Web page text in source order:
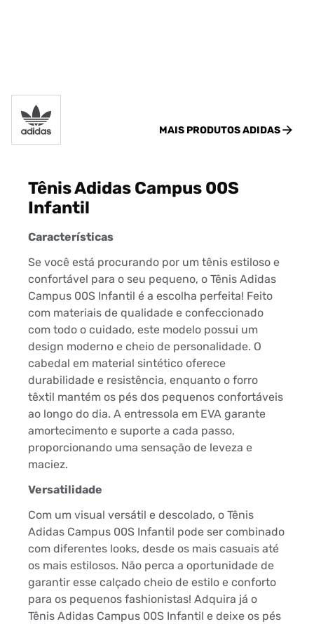
MAIS PRODUTOSADIDAS
Tênis Adidas Campus 00S
Infantil
Características
Se você está procurando por um tênis estiloso e
confortável para o seu pequeno, o Tênis Adidas
Campus 00S Infantil é a escolha perfeita! Feito
com materiais de qualidade e confeccionado
com todo o cuidado, este modelo possui um
design moderno e cheio de personalidade. O
cabedal em material sintético oferece
durabilidade e resistência, enquanto o forro
têxtil mantém os pés dos pequenos confortáveis
ao longo do dia. A entressola em EVA garante
amortecimento e suporte a cada passo,
proporcionando uma sensação de leveza e
maciez.
Versatilidade
Com um visual versátil e descolado, o Tênis
Adidas Campus 00S Infantil pode ser combinado
com diferentes looks, desde os mais casuais até
os mais estilosos. Não perca a oportunidade de
garantir esse calçado cheio de estilo e conforto
para os pequenos fashionistas! Adquira já o
Tênis Adidas Campus 00S Infantil e deixe os pés